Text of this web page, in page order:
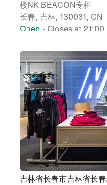
楼NK BEACON专柜
长春, 吉林, 130031, CN
Open • Closes at 21:00
吉林省长春市吉林省长